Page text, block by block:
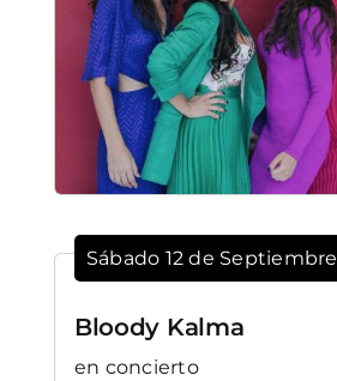
Sábado 12 de Septiembre
Bloody Kalma
en concierto